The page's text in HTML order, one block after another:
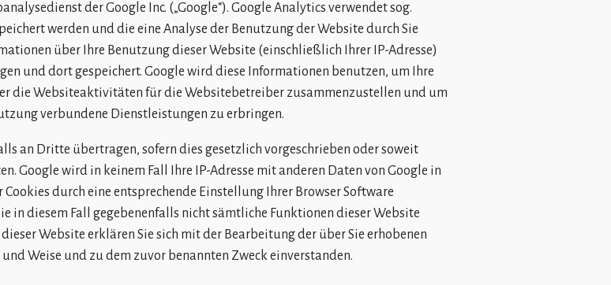
der Google Inc. („Google“). Google Analytics verwendet sog.
werden und die eine Analyse der Benutzung der Website durch Sie
über Ihre Benutzung dieser Website (einschließlich Ihrer IP-Adresse)
und dort gespeichert. Google wird diese Informationen benutzen, um Ihre
die Websiteaktivitäten für die Websitebetreiber zusammenzustellen und um
verbundene Dienstleistungen zu erbringen.
an Dritte übertragen, sofern dies gesetzlich vorgeschrieben oder soweit
Google wird in keinem Fall Ihre IP-Adresse mit anderen Daten von Google in
durch eine entsprechende Einstellung Ihrer Browser Software
in diesem Fall gegebenenfalls nicht sämtliche Funktionen dieser Website
Website erklären Sie sich mit der Bearbeitung der über Sie erhobenen
Weise und zu dem zuvor benannten Zweck einverstanden.